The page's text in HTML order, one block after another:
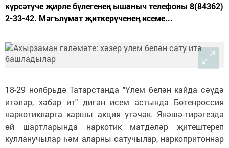
күрсәтүче җирле бүлегенең ыша­ныч телефоны 8(84362)
2-33-42. Мәгълүмат җитке­рүченең исеме...
18-29 ноябрьдә Татарстанда "Үлем бе­лән кай­да сәүдә
итәләр, хәбәр ит" дигән исем астында Бө­тен­россия
наркотикларга каршы акция үтәчәк. Янә­шә-тирәгездә
өй шартларында наркотик мат­дәләр җитештереп
кулланучылар һәм аларны сату­чы­лар, наркопритоннар